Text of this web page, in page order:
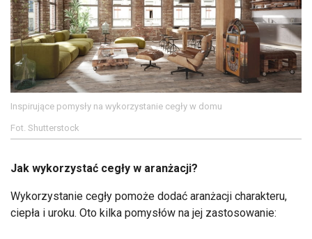
Inspirujące pomysły na wykorzystanie cegły w domu
Fot. Shutterstock
Jak wykorzystać cegły w aranżacji?
Wykorzystanie cegły pomoże dodać aranżacji charakteru,
ciepła i uroku. Oto kilka pomysłów na jej zastosowanie: